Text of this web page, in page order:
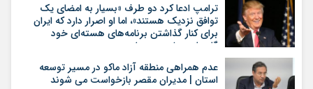
ترامپ ادعا کرد دو طرف «بسیار به امضای یک
توافق نزدیک هستند»، اما او اصرار دارد که ایران
برای کنار گذاشتن برنامه‌های هسته‌ای خود
گام‌های بیشتری بردارد
عدم همراهی منطقه آزاد ماکو در مسیر توسعه
استان | مدیران مقصر بازخواست می شوند